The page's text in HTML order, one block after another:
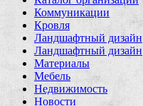
Коммуникации
Кровля
Ландшафтный дизайн
Ландшафтный дизайн
Материалы
Мебель
Недвижимость
Новости